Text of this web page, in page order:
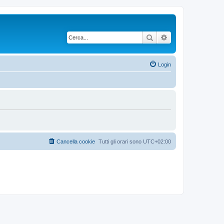
Cerca
Login
Tutti gli orari sono UTC+02:00
Cancella cookie